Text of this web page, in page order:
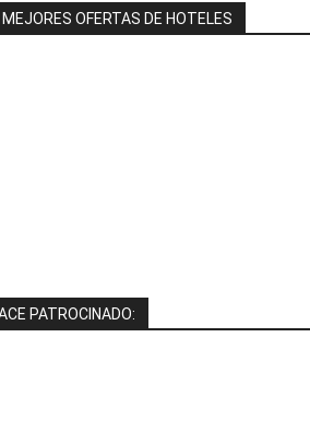
MEJORES OFERTAS DE HOTELES
PATROCINADO: